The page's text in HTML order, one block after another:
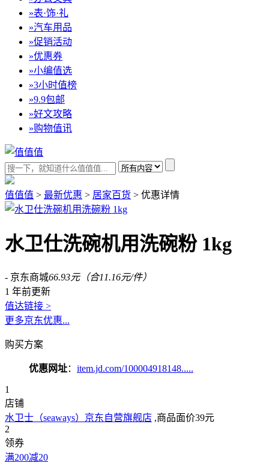
»表·饰·礼
»汽车用品
»促销活动
»优惠券
»小编值选
»3小时值榜
»9.9包邮
»好文攻略
»购物值讯
值值值 > 最新优惠 > 居家百货 > 优惠详情
水卫仕洗碗机用洗碗粉 1kg
- 京东商城66.93元（合11.16元/件）
1 年前更新
值达链接 >
更多京东优惠...
购买方案
优惠网址： item.jd.com/100004918148.....
1
店铺
水卫士（seaways）京东自营旗舰店 ,商品面价39元
2
领券
满200减20